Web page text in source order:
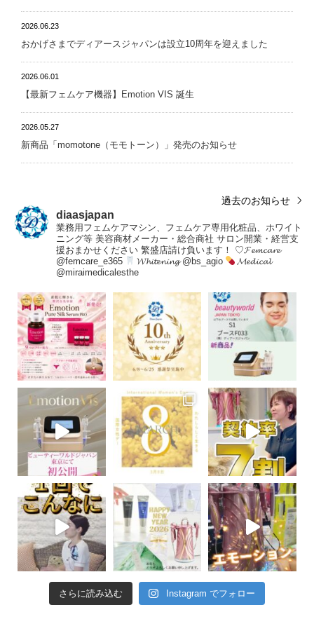
2026.06.23
おかげさまでディアースジャパンは設立10周年を迎えました
2026.06.01
【最新フェムケア機器】Emotion VIS 誕生
2026.05.27
新商品「momotone（モモトーン）」発売のお知らせ
過去のお知らせ
diaasjapan
業務用フェムケアマシン、フェムケア専用化粧品、ホワイト
ニング等 美容商材メーカー・総合商社 サロン開業・経営支
援おまかせください 繁盛店請け負います！
♡𝓕𝓮𝓶𝓬𝓪𝓻𝓮
@femcare_e365
𝓦𝓱𝓲𝓽𝓮𝓷𝓲𝓷𝓰 @bs_agio
𝓜𝓮𝓭𝓲𝓬𝓪𝓵
@miraimedicalesthe
さらに読み込む Instagram でフォロー